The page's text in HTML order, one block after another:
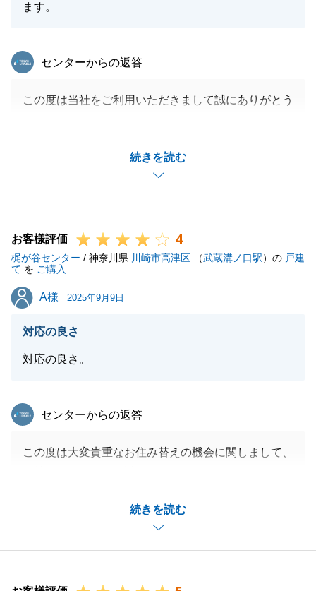
ます。
続きを読む
東急リバブル
センターからの返答
この度は当社をご利用いただきまして誠にありがとう
だき、その後のお手続きも滞りなくご対応いただきま
して無事にお引渡しさせていただくことができまし
た。
ております。
また何かございましたらお気軽にご相談くださいま
せ。
今後とも、何卒宜しくお願いいたします。
お客様評価 4
梶が谷センター / 神奈川県 川崎市高津区 （武蔵溝ノ口駅）の 戸建
て を ご購入
A様
A様 2025年9月9日
対応の良さ
対応の良さ。
続きを読む
東急リバブル
センターからの返答
この度は大変貴重なお住み替えの機会に関しまして、
を迎える事が出来ました。
今後も、当社また私の方でお力になれる事がございま
したら、お気軽にお声がけ下さいませ。